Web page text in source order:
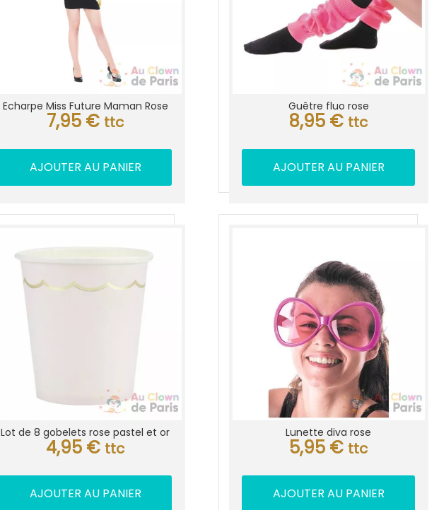
Echarpe Miss Future Maman Rose
7,95 € ttc
AJOUTER AU PANIER
Guêtre fluo rose
8,95 € ttc
AJOUTER AU PANIER
Lot de 8 gobelets rose pastel et or
4,95 € ttc
AJOUTER AU PANIER
Lunette diva rose
5,95 € ttc
AJOUTER AU PANIER